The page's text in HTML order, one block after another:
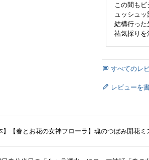
この間も
ュッシュ
結構行った
すべてのレ
レビューを
】【春とお花の女神フローラ】魂のつぼみ開花ミ